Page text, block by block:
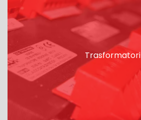
Trasformatori